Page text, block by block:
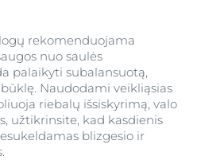
rekomenduojama
nuo saulės
palaikyti subalansuotą,
Naudodami veikliąsias
riebalų išsiskyrimą, valo
užtikrinsite, kad kasdienis
blizgesio ir